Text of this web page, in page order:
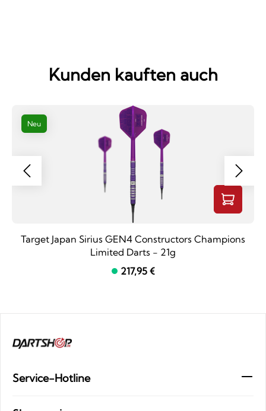
Kunden kauften auch
Neu
Target Japan Sirius GEN4 Constructors Champions
Limited Darts - 21g
217,95 €
Service-Hotline